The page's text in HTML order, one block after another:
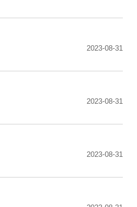
2023-08-31
2023-08-31
2023-08-31